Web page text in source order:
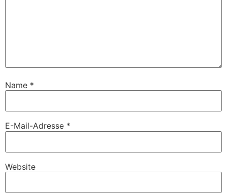
Name *
E-Mail-Adresse *
Website